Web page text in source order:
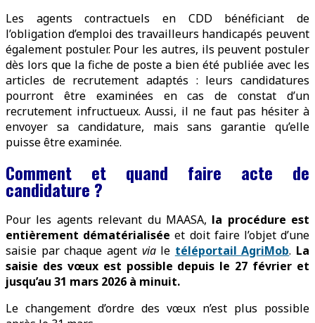
Les agents contractuels en CDD bénéficiant de
l’obligation d’emploi des travailleurs handicapés peuvent
également postuler. Pour les autres, ils peuvent postuler
dès lors que la fiche de poste a bien été publiée avec les
articles de recrutement adaptés : leurs candidatures
pourront être examinées en cas de constat d’un
recrutement infructueux. Aussi, il ne faut pas hésiter à
envoyer sa candidature, mais sans garantie qu’elle
puisse être examinée.
Comment et quand faire acte de
candidature ?
Pour les agents relevant du MAASA, la procédure est
entièrement dématérialisée et doit faire l’objet d’une
saisie par chaque agent viale téléportail AgriMob. La
saisie des vœux est possible depuis le 27 février et
jusqu’au 31 mars 2026 à minuit.
Le changement d’ordre des vœux n’est plus possible